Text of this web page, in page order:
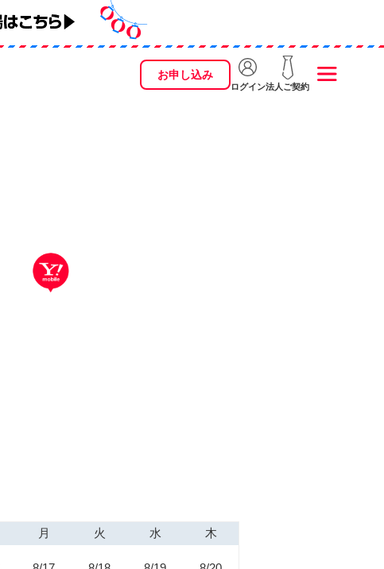
お申し込み
ログイン法人ご契約
月 火 水 木